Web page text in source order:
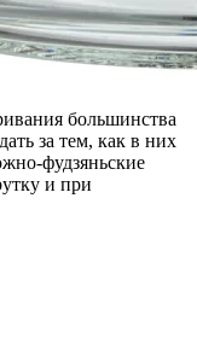
большинства
за тем, как в них
фудзяньские
и при